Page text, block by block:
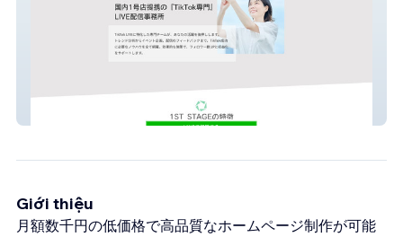
Giới thiệu
月額数千円の低価格で高品質なホームページ制作が可能